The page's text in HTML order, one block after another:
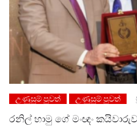
උණුසුම් පුවත් උණුසුම් පුවත්
රනිල් හාමු ගේ මංඥං